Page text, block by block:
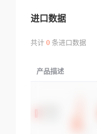
进口数据
共计 0条进口数据
产品描述